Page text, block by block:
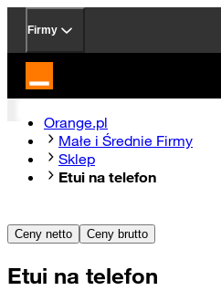
Firmy
Strona główna Orange.pl
Orange.pl
Małe i Średnie Firmy
Sklep
Etui na telefon
Ceny netto Ceny brutto
Etui na telefon